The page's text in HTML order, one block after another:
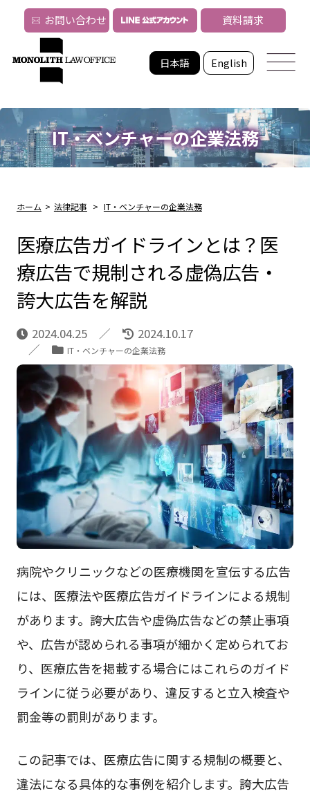
日本語 English
お問い合わせ 資料請求
IT・ベンチャーの企業法務
ホーム > 法律記事 > IT・ベンチャーの企業法務
医療広告ガイドラインとは？医
療広告で規制される虚偽広告・
誇大広告を解説
2024.04.25 2024.10.17
IT・ベンチャーの企業法務
病院やクリニックなどの医療機関を宣伝する広告
には、医療法や医療広告ガイドラインによる規制
があります。誇大広告や虚偽広告などの禁止事項
や、広告が認められる事項が細かく定められてお
り、医療広告を掲載する場合にはこれらのガイド
ラインに従う必要があり、違反すると立入検査や
罰金等の罰則があります。
この記事では、医療広告に関する規制の概要と、
違法になる具体的な事例を紹介します。誇大広告